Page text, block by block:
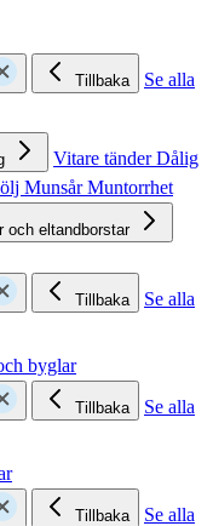
Tillbaka
Se alla
Vitare tänderDålig
MunsårMuntorrhet
och eltandborstar
Tillbaka
Se alla
byglar
Tillbaka
Se alla
Tillbaka
Se alla